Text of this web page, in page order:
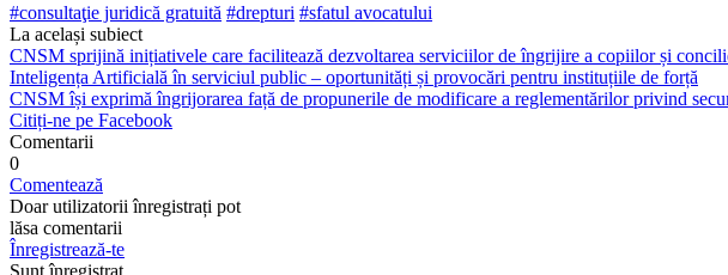
#consultaţie juridi­că gratuită #drepturi #sfatul avocatului
La același subiect
CNSM sprijină inițiativele care facilitează dezvoltarea serviciilor de îngrijire a copiilor și
Inteligența Artificială în serviciul public – oportunități și provocări pentru instituțiile de forță
CNSM își exprimă îngrijorarea față de propunerile de modificare a reglementărilor privind
Citiți-ne pe Facebook
Comentarii
0
Comentează
Doar utilizatorii înregistrați pot
lăsa comentarii
Înregistrează-te
Sunt înregistrat